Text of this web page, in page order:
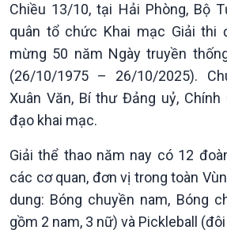
Tin Chính trị
Chính phủ với người dân
Quốc hội với cử tri
Xây dựng đảng
Đảng trong cuộc sống
Nhận diện sự thật
Pháp luật và đời sống
Tin
Vấn
Hồ
Thế
Biên
Chiều 13/10, tại Hải Phòng, Bộ
quân tổ chức Khai mạc Giải thi
mừng 50 năm Ngày truyền
(26/10/1975 – 26/10/2025).
Xuân Văn, Bí thư Đảng uỷ,
đạo khai mạc.
Giải thể thao năm nay có 12
các cơ quan, đơn vị trong toàn
dung: Bóng chuyền nam, Bóng
gồm 2 nam, 3 nữ) và Pickleball